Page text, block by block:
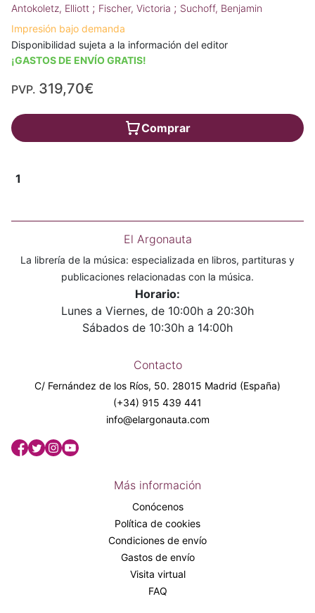
Antokoletz, Elliott ; Fischer, Victoria ; Suchoff, Benjamin
Impresión bajo demanda
Disponibilidad sujeta a la información del editor
¡GASTOS DE ENVÍO GRATIS!
PVP. 319,70€
Comprar
1
El Argonauta
La librería de la música: especializada en libros, partituras y
publicaciones relacionadas con la música.
Horario:
Lunes a Viernes, de 10:00h a 20:30h
Sábados de 10:30h a 14:00h
Contacto
C/ Fernández de los Ríos, 50. 28015 Madrid (España)
(+34) 915 439 441
info@elargonauta.com
Más información
Conócenos
Política de cookies
Condiciones de envío
Gastos de envío
Visita virtual
FAQ